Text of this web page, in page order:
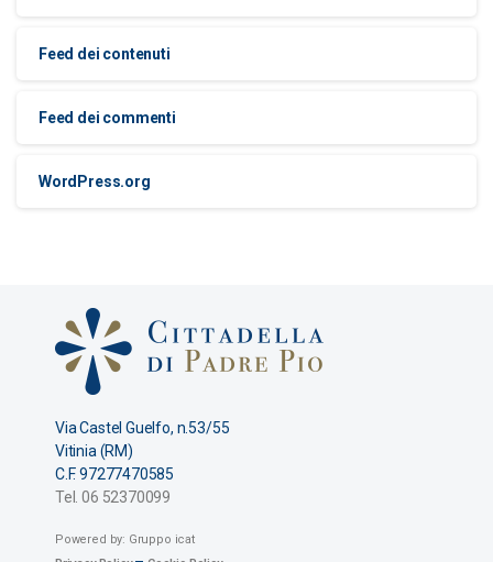
Feed dei contenuti
Feed dei commenti
WordPress.org
Via Castel Guelfo, n.53/55
Vitinia (RM)
C.F. 97277470585
Tel. 06 52370099
Powered by: Gruppo icat